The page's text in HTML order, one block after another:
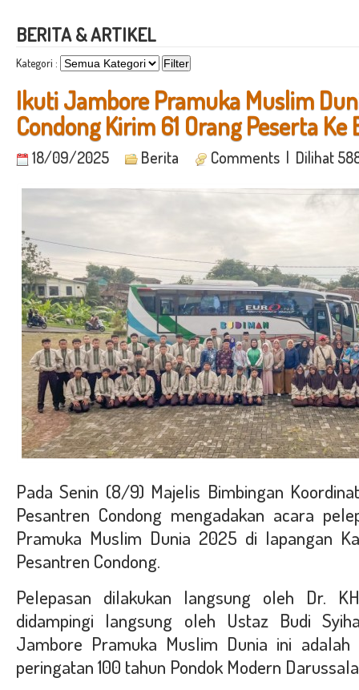
BERITA & ARTIKEL
Kategori :
Ikuti Jambore Pramuka Muslim
Condong Kirim 61 Orang Peserta
18/09/2025 Berita Comments | Dilihat
Pada Senin (8/9) Majelis Bimbingan
Pesantren Condong mengadakan acara
Pramuka Muslim Dunia 2025 di lapangan
Pesantren Condong.
Pelepasan dilakukan langsung oleh Dr.
didampingi langsung oleh Ustaz Budi
Jambore Pramuka Muslim Dunia ini adalah
peringatan 100 tahun Pondok Modern